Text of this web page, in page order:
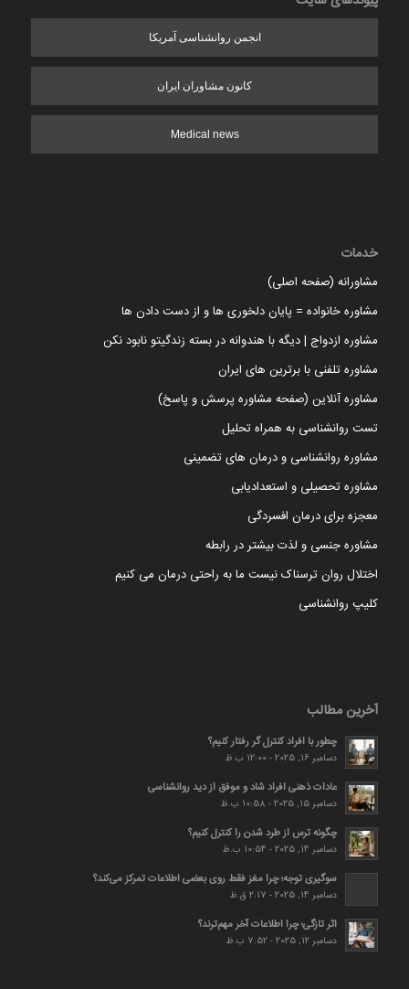
انجمن روانشناسی آمریکا
کانون مشاوران ایران
Medical news
خدمات
مشاورانه (صفحه اصلی)
مشاوره خانواده = پایان دلخوری ها و از دست دادن ها
مشاوره ازدواج | دیگه با هندوانه در بسته زندگیتو نابود نکن
مشاوره تلفنی با برترین های ایران
مشاوره آنلاین (صفحه مشاوره پرسش و پاسخ)
تست روانشناسی به همراه تحلیل
مشاوره روانشناسی و درمان های تضمینی
مشاوره تحصیلی و استعدادیابی
معجزه برای درمان افسردگی
مشاوره جنسی و لذت بیشتر در رابطه
اختلال روان ترسناک نیست ما به راحتی درمان می کنیم
کلیپ روانشناسی
آخرین مطالب
چطور با افراد کنترل گر رفتار کنیم؟
دسامبر 16, 2025 - 12:00 ب.ظ
عادات ذهنی افراد شاد و موفق از دید روانشناسی
دسامبر 15, 2025 - 10:58 ب.ظ
چگونه ترس از طرد شدن را کنترل کنیم؟
دسامبر 14, 2025 - 10:54 ب.ظ
سوگیری توجه؛ چرا مغز فقط روی بعضی اطلاعات تمرکز می‌کند؟
دسامبر 14, 2025 - 2:17 ق.ظ
اثر تازگی؛ چرا اطلاعات آخر مهم‌ترند؟
دسامبر 12, 2025 - 7:52 ب.ظ